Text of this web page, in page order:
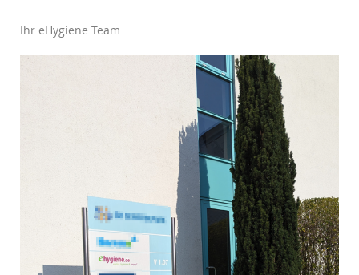
Ihr eHygiene Team